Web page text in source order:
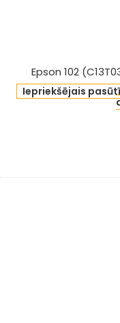
Epson 102
Iepriekšējais